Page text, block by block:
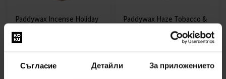
Съгласие Детайли За приложението
Paddywax Incense Holiday
Townhouse - къща за 20
НОВО в асортимента |
Paddywax Haze Tobacco &
Patchouli ароматни
пръчици в стъклени
Пръчици за горене с